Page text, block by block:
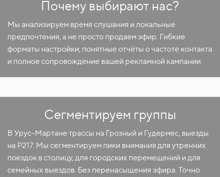
Почему выбирают нас?
Мы анализируем время слушания и локальные
предпочтения, а не просто продаем эфир. Гибкие
форматы настройки, понятные отчёты о частоте контакта
и полное сопровождение вашей рекламной кампании.
Сегментируем группы
В Урус-Мартане трассы на Грозный и Гудермес, выезды
на Р217. Мы сегментируем пики внимания для утренних
поездок в столицу, для городских перемещений и для
семейных выездов. Без перенасыщения эфира. Точно